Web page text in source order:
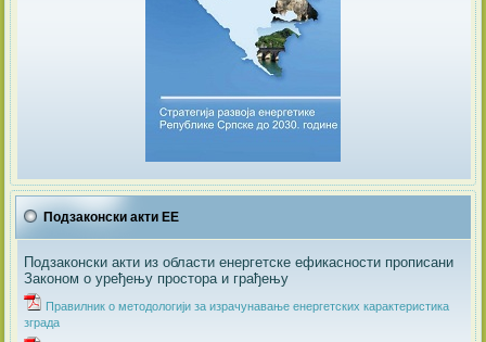
Подзаконски акти ЕЕ
Подзаконски акти из области енергетске ефикасности прописани
Законом о уређењу простора и грађењу
Правилник о методологији за израчунавање енергетских карактеристика
зграда